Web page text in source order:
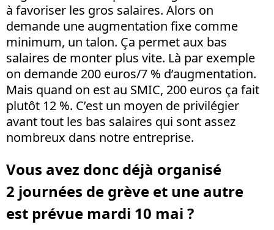
à favoriser les gros salaires. Alors on
demande une augmentation fixe comme
minimum, un talon. Ça permet aux bas
salaires de monter plus vite. Là par exemple
on demande 200 euros/7 % d’augmentation.
Mais quand on est au SMIC, 200 euros ça fait
plutôt 12 %. C’est un moyen de privilégier
avant tout les bas salaires qui sont assez
nombreux dans notre entreprise.
Vous avez donc déjà organisé
2 journées de grève et une autre
est prévue mardi 10 mai ?